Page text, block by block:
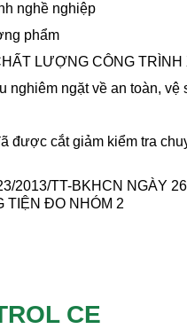
nghề nghiệp
phẩm
LƯỢNG CÔNG
nghiêm ngặt về an toàn, vệ
được cắt giảm kiểm tra
2013/TT-BKHCN NGÀY
TIỆN ĐO NHÓM 2
CE